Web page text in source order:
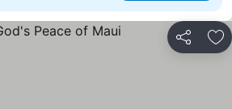
シェア お